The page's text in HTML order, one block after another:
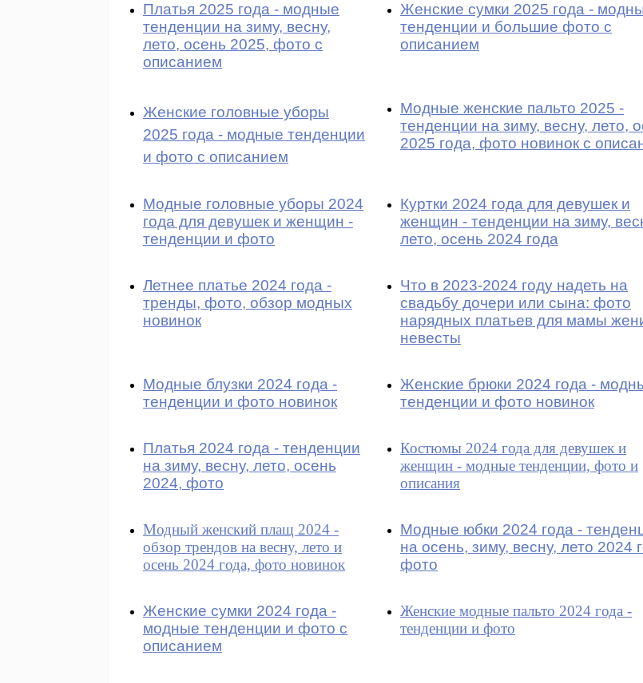
Платья 2025 года - модные
тенденции на зиму, весну,
лето, осень 2025, фото с
описанием
Женские сумки 2025 года -
тенденции и большие фото с
описанием
Женские головные уборы
2025 года - модные тенденции
и фото с описанием
Модные женские пальто 2025 -
тенденции на зиму, весну, лето,
2025 года, фото новинок с
Модные головные уборы 2024
года для девушек и женщин -
тенденции и фото
Куртки 2024 года для девушек и
женщин - тенденции на зиму,
лето, осень 2024 года
Летнее платье 2024 года -
тренды, фото, обзор модных
новинок
Что в 2023-2024 году надеть на
свадьбу дочери или сына: фото
нарядных платьев для мамы
невесты
Модные блузки 2024 года -
тенденции и фото новинок
Женские брюки 2024 года -
тенденции и фото новинок
Платья 2024 года - тенденции
на зиму, весну, лето, осень
2024, фото
Костюмы 2024 года для девушек и
женщин - модные тенденции, фото и
описания
Модный женский плащ 2024 -
обзор трендов на весну, лето и
осень 2024 года, фото новинок
Модные юбки 2024 года -
на осень, зиму, весну, лето 2024
фото
Женские сумки 2024 года -
модные тенденции и фото с
описанием
Женские модные пальто 2024 года -
тенденции и фото